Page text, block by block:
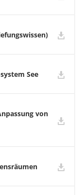
See
von